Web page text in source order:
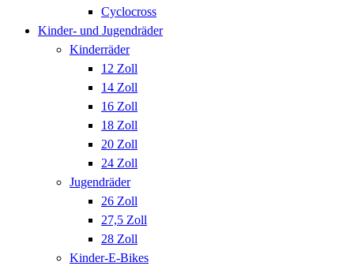
Cyclocross
Kinder- und Jugendräder
Kinderräder
12 Zoll
14 Zoll
16 Zoll
18 Zoll
20 Zoll
24 Zoll
Jugendräder
26 Zoll
27,5 Zoll
28 Zoll
Kinder-E-Bikes